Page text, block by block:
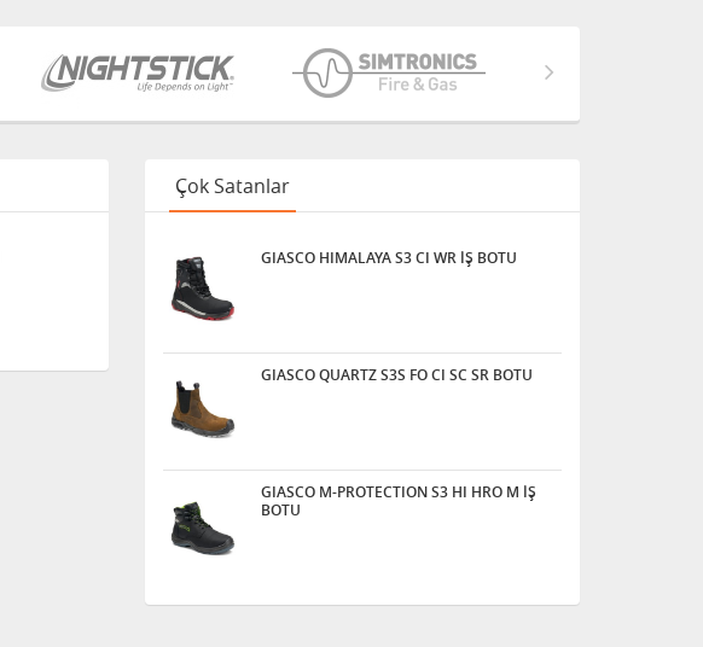
Çok Satanlar
GIASCO HIMALAYA S3 CI WR İŞ BOTU
GIASCO QUARTZ S3S FO CI SC SR BOTU
GIASCO M-PROTECTION S3 HI HRO M İŞ
BOTU